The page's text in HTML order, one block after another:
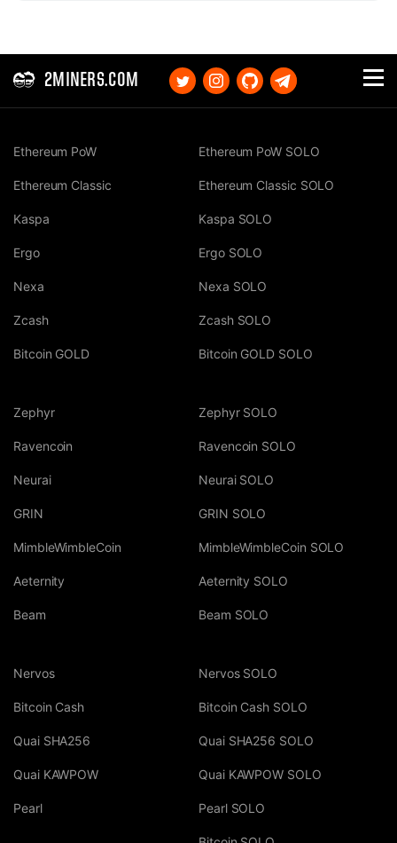
2MINERS.COM
Ethereum PoW
Ethereum Classic
Kaspa
Ergo
Nexa
Zcash
Bitcoin GOLD
Ethereum PoW SOLO
Ethereum Classic SOLO
Kaspa SOLO
Ergo SOLO
Nexa SOLO
Zcash SOLO
Bitcoin GOLD SOLO
Zephyr
Ravencoin
Neurai
GRIN
MimbleWimbleCoin
Aeternity
Beam
Zephyr SOLO
Ravencoin SOLO
Neurai SOLO
GRIN SOLO
MimbleWimbleCoin SOLO
Aeternity SOLO
Beam SOLO
Nervos
Bitcoin Cash
Quai SHA256
Quai KAWPOW
Pearl
Nervos SOLO
Bitcoin Cash SOLO
Quai SHA256 SOLO
Quai KAWPOW SOLO
Pearl SOLO